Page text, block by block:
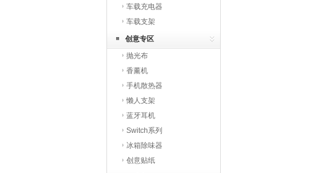
车载充电器
车载支架
创意专区
抛光布
香薰机
手机散热器
懒人支架
蓝牙耳机
Switch系列
冰箱除味器
创意贴纸